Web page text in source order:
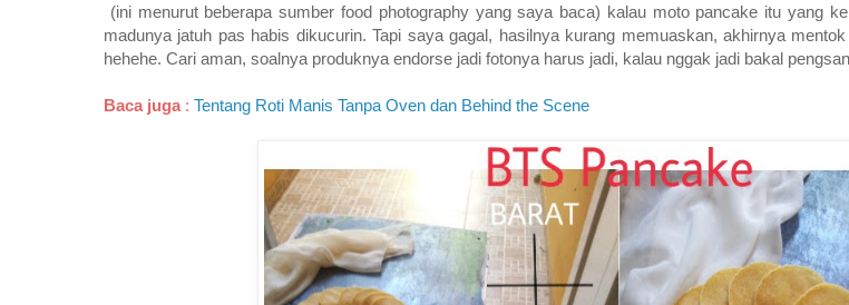
(ini menurut beberapa sumber food photography yang saya baca) kalau moto pancake itu yang
madunya jatuh pas habis dikucurin. Tapi saya gagal, hasilnya kurang memuaskan, akhirnya
hehehe. Cari aman, soalnya produknya endorse jadi fotonya harus jadi, kalau nggak jadi bakal
Baca juga : Tentang Roti Manis Tanpa Oven dan Behind the Scene